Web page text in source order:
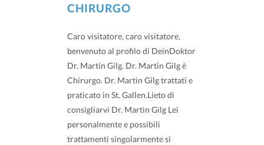
CHIRURGO
Caro visitatore, caro visitatore,
benvenuto al profilo di DeinDoktor
Dr. Martin Gilg. Dr. Martin Gilg è
Chirurgo. Dr. Martin Gilg trattati e
praticato in St. Gallen.Lieto di
consigliarvi Dr. Martin Gilg Lei
personalmente e possibili
trattamenti singolarmente si